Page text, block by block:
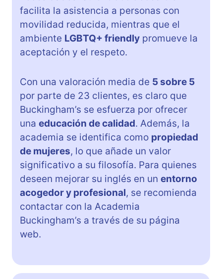
facilita la asistencia a personas con
movilidad reducida, mientras que el
ambiente LGBTQ+ friendly promueve la
aceptación y el respeto.
Con una valoración media de 5 sobre 5
por parte de 23 clientes, es claro que
Buckingham’s se esfuerza por ofrecer
una educación de calidad. Además, la
academia se identifica como propiedad
de mujeres, lo que añade un valor
significativo a su filosofía. Para quienes
deseen mejorar su inglés en un entorno
acogedor y profesional, se recomienda
contactar con la Academia
Buckingham’s a través de su página
web.